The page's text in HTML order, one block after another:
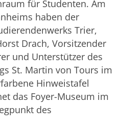
für Studenten. Am
haben der
Trier,
Drach, Vorsitzender
und Unterstützer des
St. Martin von Tours im
Hinweistafel
das Foyer-Museum im
des